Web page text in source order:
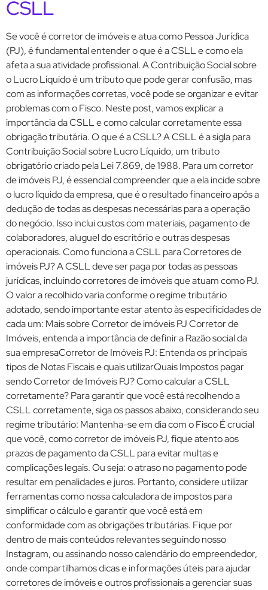
CSLL
Se você é corretor de imóveis e atua como Pessoa Jurídica
(PJ), é fundamental entender o que é a CSLL e como ela
afeta a sua atividade profissional. A Contribuição Social sobre
o Lucro Líquido é um tributo que pode gerar confusão, mas
com as informações corretas, você pode se organizar e evitar
problemas com o Fisco. Neste post, vamos explicar a
importância da CSLL e como calcular corretamente essa
obrigação tributária. O que é a CSLL? A CSLL é a sigla para
Contribuição Social sobre Lucro Líquido, um tributo
obrigatório criado pela Lei 7.869, de 1988. Para um corretor
de imóveis PJ, é essencial compreender que a ela incide sobre
o lucro líquido da empresa, que é o resultado financeiro após a
dedução de todas as despesas necessárias para a operação
do negócio. Isso inclui custos com materiais, pagamento de
colaboradores, aluguel do escritório e outras despesas
operacionais. Como funciona a CSLL para Corretores de
imóveis PJ? A CSLL deve ser paga por todas as pessoas
jurídicas, incluindo corretores de imóveis que atuam como PJ.
O valor a recolhido varia conforme o regime tributário
adotado, sendo importante estar atento às especificidades de
cada um: Mais sobre Corretor de imóveis PJ Corretor de
Imóveis, entenda a importância de definir a Razão social da
sua empresaCorretor de Imóveis PJ: Entenda os principais
tipos de Notas Fiscais e quais utilizarQuais Impostos pagar
sendo Corretor de Imóveis PJ? Como calcular a CSLL
corretamente? Para garantir que você está recolhendo a
CSLL corretamente, siga os passos abaixo, considerando seu
regime tributário: Mantenha-se em dia com o Fisco É crucial
que você, como corretor de imóveis PJ, fique atento aos
prazos de pagamento da CSLL para evitar multas e
complicações legais. Ou seja: o atraso no pagamento pode
resultar em penalidades e juros. Portanto, considere utilizar
ferramentas como nossa calculadora de impostos para
simplificar o cálculo e garantir que você está em
conformidade com as obrigações tributárias. Fique por
dentro de mais conteúdos relevantes seguindo nosso
Instagram, ou assinando nosso calendário do empreendedor,
onde compartilhamos dicas e informações úteis para ajudar
corretores de imóveis e outros profissionais a gerenciar suas